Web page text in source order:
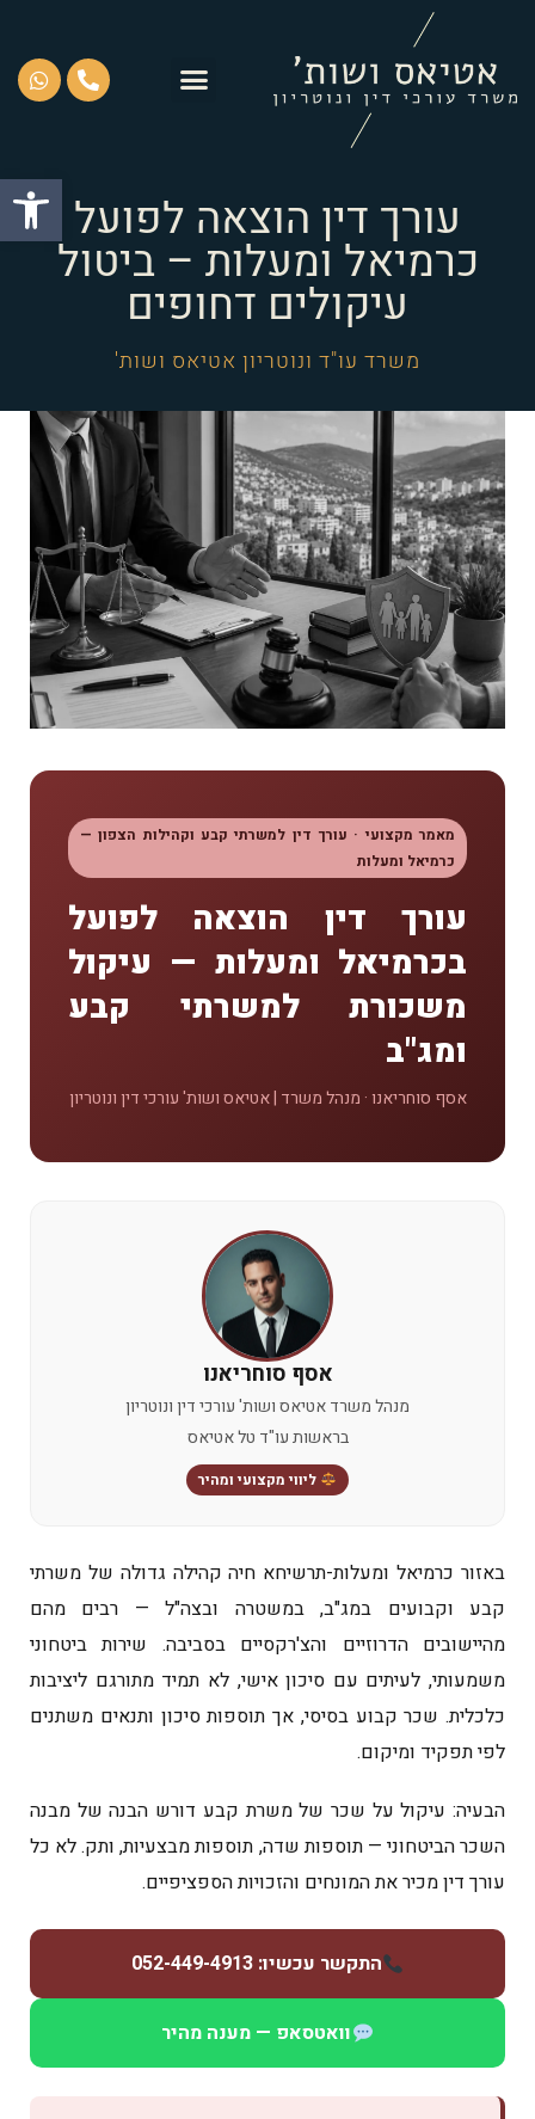
פתח עורך דין הוצאה לפועל
כרמיאל ומעלות – ביטול
עיקולים דחופים
משרד עו"ד ונוטריון אטיאס ושות'
מאמר מקצועי · עורך דין למשרתי קבע וקהילות הצפון —
כרמיאל ומעלות
עורך דין הוצאה לפועל
בכרמיאל ומעלות — עיקול
משכורת למשרתי קבע
ומג"ב
אסף סוחריאנו · מנהל משרד | אטיאס ושות' עורכי דין ונוטריון
אסף סוחריאנו
מנהל משרד אטיאס ושות' עורכי דין ונוטריון
בראשות עו"ד טל אטיאס
ליווי מקצועי ומהיר
באזור כרמיאל ומעלות-תרשיחא חיה קהילה גדולה של משרתי
קבע וקבועים במג"ב, במשטרה ובצה"ל — רבים מהם
מהיישובים הדרוזיים והצ'רקסיים בסביבה. שירות ביטחוני
משמעותי, לעיתים עם סיכון אישי, לא תמיד מתורגם ליציבות
כלכלית. שכר קבוע בסיסי, אך תוספות סיכון ותנאים משתנים
לפי תפקיד ומיקום.
הבעיה: עיקול על שכר של משרת קבע דורש הבנה של מבנה
השכר הביטחוני — תוספות שדה, תוספות מבצעיות, ותק. לא כל
עורך דין מכיר את המונחים והזכויות הספציפיים.
התקשר עכשיו: 052-449-4913
וואטסאפ — מענה מהיר